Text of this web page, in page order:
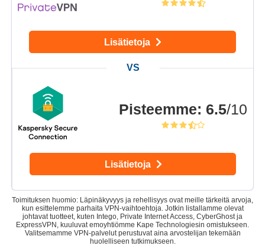
Lisätietoja
Pisteemme: 6.5/10
Lisätietoja
Toimituksen huomio: Läpinäkyvyys ja rehellisyys ovat meille tärkeitä arvoja,
kun esittelemme parhaita VPN-vaihtoehtoja. Jotkin listallamme olevat
johtavat tuotteet, kuten Intego, Private Internet Access, CyberGhost ja
ExpressVPN, kuuluvat emoyhtiömme Kape Technologiesin omistukseen.
Valitsemamme VPN-palvelut perustuvat aina arvostelijan tekemään
huolelliseen tutkimukseen.